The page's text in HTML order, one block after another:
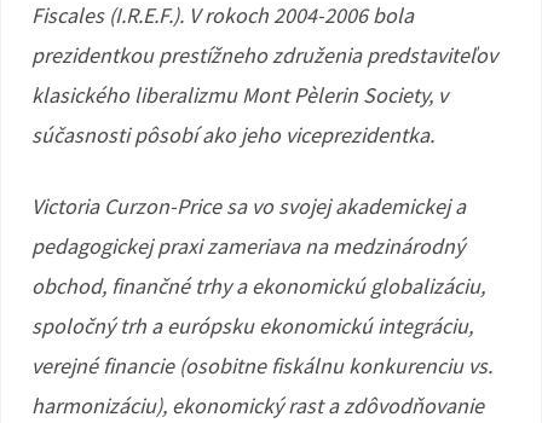
Fiscales (I.R.E.F.). V rokoch 2004-2006 bola
prezidentkou prestížneho združenia predstaviteľov
klasického liberalizmu Mont Pèlerin Society, v
súčasnosti pôsobí ako jeho viceprezidentka.
Victoria Curzon-Price sa vo svojej akademickej a
pedagogickej praxi zameriava na medzinárodný
obchod, finančné trhy a ekonomickú globalizáciu,
spoločný trh a európsku ekonomickú integráciu,
verejné financie (osobitne fiskálnu konkurenciu vs.
harmonizáciu), ekonomický rast a zdôvodňovanie